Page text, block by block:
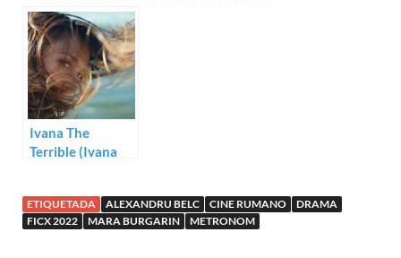
Negoescu)
Ivana The
Terrible (Ivana
ETIQUETADA ALEXANDRU BELC CINE RUMANO
DRAMA
FICX 2022
MARA BURGARIN METRONOM